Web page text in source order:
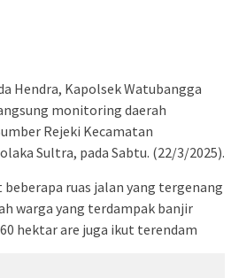
Hendra, Kapolsek Watubangga
monitoring daerah
Rejeki Kecamatan
Sultra, pada Sabtu. (22/3/2025).
ruas jalan yang tergenang
warga yang terdampak banjir
hektar are juga ikut terendam